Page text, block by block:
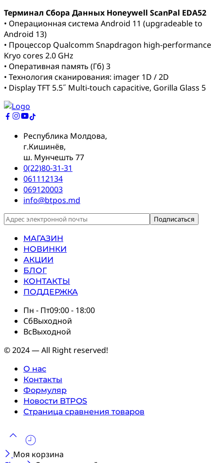
Терминал Сбора Данных Honeywell ScanPal EDA52
• Операционная система Android 11 (upgradeable to
Android 13)
• Процессор Qualcomm Snapdragon high-performance
Kryo cores 2.0 GHz
• Оперативная память (Гб) 3
• Технология сканирования: imager 1D / 2D
• Display TFT 5.5˝ Multi-touch capacitive, Gorilla Glass 5
Республика Молдова,
г.Кишинёв,
ш. Мунчешть 77
0(22)80-31-31
061112134
069120003
info@btpos.md
МАГАЗИН
НОВИНКИ
АКЦИИ
БЛОГ
КОНТАКТЫ
ПОДДЕРЖКА
Пн - Пт09:00 - 18:00
СбВыходной
ВсВыходной
© 2024 — All Right reserved!
О нас
Контакты
Формуляр
Новости BTPOS
Страница сравнения товаров
Моя корзина